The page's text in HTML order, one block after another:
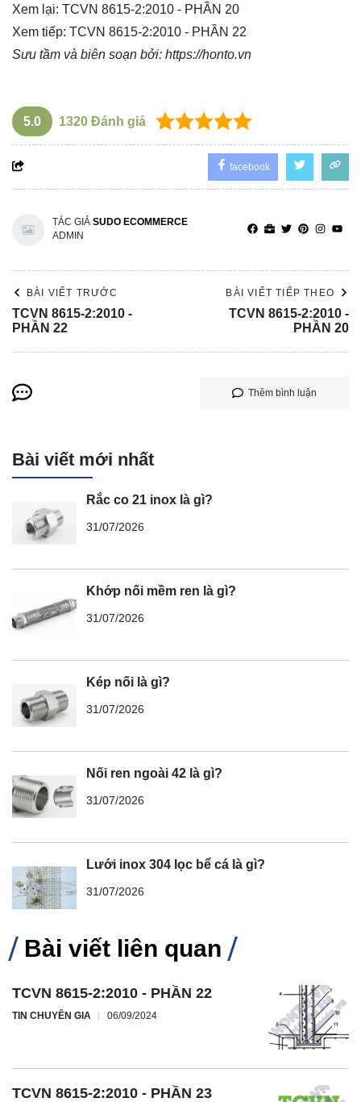
Xem lại: TCVN 8615-2:2010 - PHẦN 20
Xem tiếp: TCVN 8615-2:2010 - PHẦN 22
Sưu tầm và biên soạn bởi: https://honto.vn
5.0 1320 Đánh giá
facebook
TÁC GIẢ SUDO ECOMMERCE
ADMIN
BÀI VIẾT TRƯỚC
TCVN 8615-2:2010 -
PHẦN 22
BÀI VIẾT TIẾP THEO
TCVN 8615-2:2010 -
PHẦN 20
Thêm bình luận
Bài viết mới nhất
Rắc co 21 inox là gì?
31/07/2026
Khớp nối mềm ren là gì?
31/07/2026
Kép nối là gì?
31/07/2026
Nối ren ngoài 42 là gì?
31/07/2026
Lưới inox 304 lọc bể cá là gì?
31/07/2026
Bài viết liên quan
TCVN 8615-2:2010 - PHẦN 22
TIN CHUYÊN GIA 06/09/2024
TCVN 8615-2:2010 - PHẦN 23